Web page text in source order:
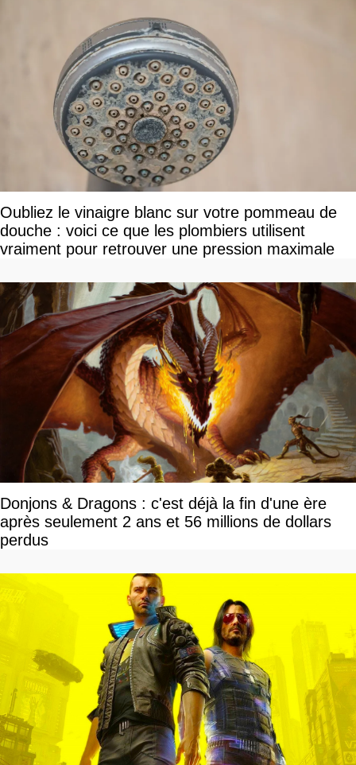
Oubliez le vinaigre blanc sur votre pommeau de
douche : voici ce que les plombiers utilisent
vraiment pour retrouver une pression maximale
Donjons & Dragons : c'est déjà la fin d'une ère
après seulement 2 ans et 56 millions de dollars
perdus